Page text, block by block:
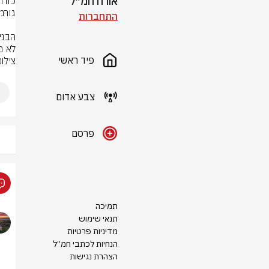
התחברות
פיד ראשי
צבע אדום
פרסם
תמיכה
תנאי שימוש
מדיניות פרטיות
הנחיות לכתבי חמ״ל
הצהרת נגישות
לא